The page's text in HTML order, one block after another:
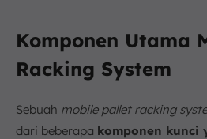
Komponen Utama
Racking System
Sebuah mobile pallet racking
dari beberapa komponen kunci